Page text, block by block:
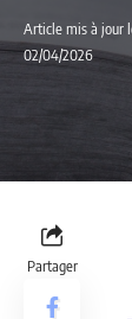
Article mis à jour
02/04/2026
Partager